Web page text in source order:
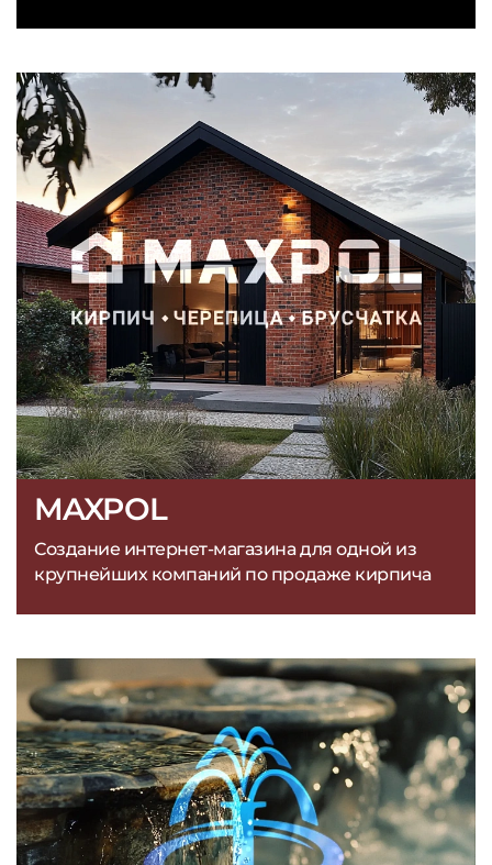
MAXPOL
Создание интернет-магазина для одной из
крупнейших компаний по продаже кирпича